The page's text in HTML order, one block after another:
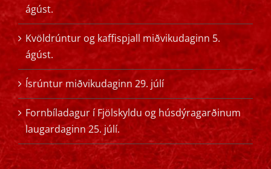
ágúst.
Kvöldrúntur og kaffispjall miðvikudaginn 5.
ágúst.
Ísrúntur miðvikudaginn 29. júlí
Fornbíladagur í Fjölskyldu og húsdýragarðinum
laugardaginn 25. júlí.